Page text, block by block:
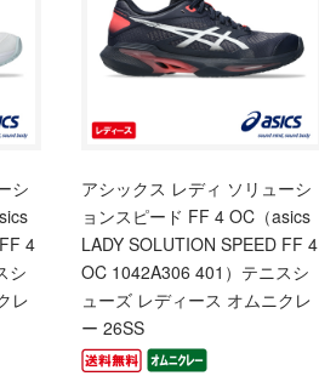
シ
4
シ
レ
アシックス レディ ソリューシ
ョンスピード FF 4 OC（asics
LADY SOLUTION SPEED FF 4
OC 1042A306 401）テニスシ
ューズ レディース オムニクレ
ー 26SS